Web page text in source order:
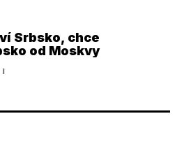
Srbsko, chce
od Moskvy